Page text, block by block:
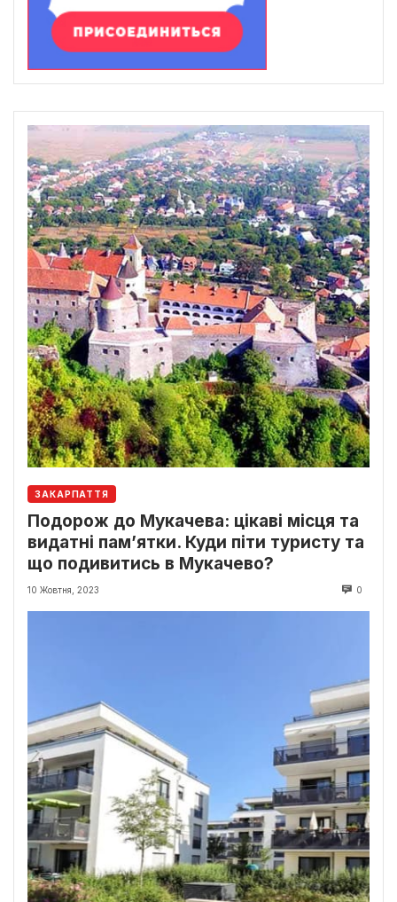
ЗАКАРПАТТЯ
Подорож до Мукачева: цікаві місця та
видатні пам’ятки. Куди піти туристу та
що подивитись в Мукачево?
10 Жовтня, 2023 0